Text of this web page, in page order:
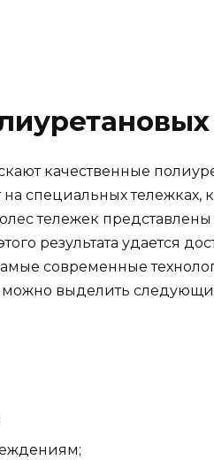
качественные
специальных тележках,
тележек
результата удается
современные
выделить